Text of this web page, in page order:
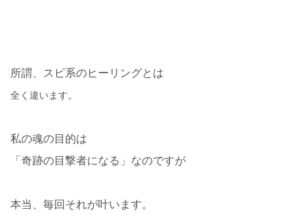
所謂、スピ系のヒーリングとは
全く違います。
私の魂の目的は
「奇跡の目撃者になる」なのですが
本当、毎回それが叶います。